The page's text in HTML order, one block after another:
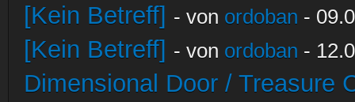
[Kein Betreff] - von ordoban -
[Kein Betreff] - von ordoban -
Dimensional Door / Treasure